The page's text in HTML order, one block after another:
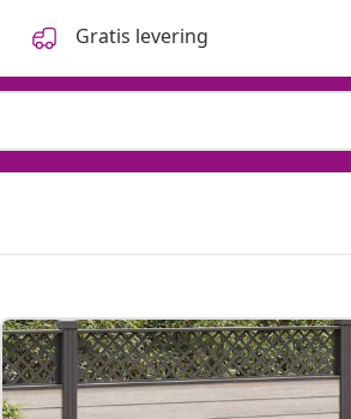
Gratis levering